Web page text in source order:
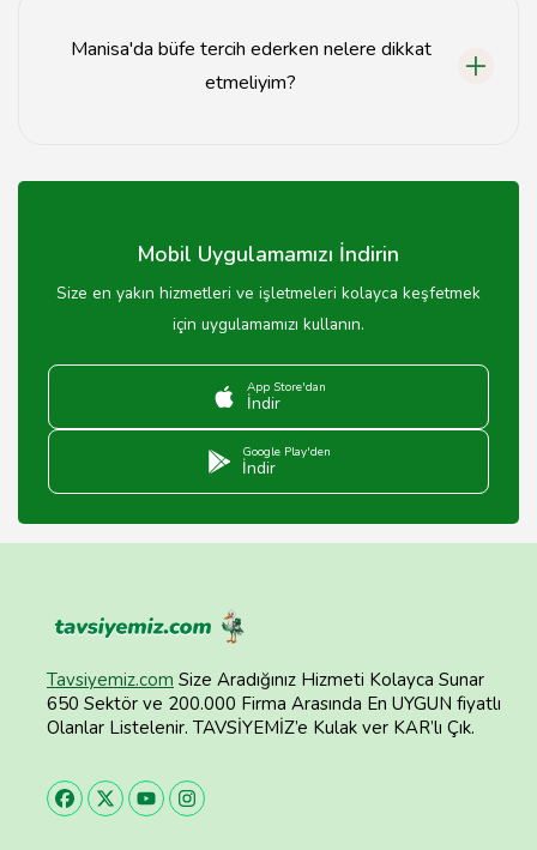
Manisa'da büfe tercih ederken nelere dikkat
etmeliyim?
çeşitliliğine dikkat etmelisiniz.
Mobil Uygulamamızı İndirin
Size en yakın hizmetleri ve işletmeleri kolayca keşfetmek
için uygulamamızı kullanın.
App Store'dan
İndir
Google Play'den
İndir
Tavsiyemiz.com Size Aradığınız Hizmeti Kolayca Sunar
650 Sektör ve 200.000 Firma Arasında En UYGUN fiyatlı
Olanlar Listelenir. TAVSİYEMİZ’e Kulak ver KAR’lı Çık.